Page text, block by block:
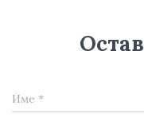
Име *